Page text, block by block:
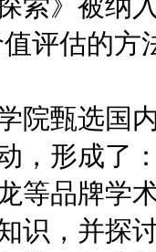
评估的方
甄选国内
，形成了
等品牌学
识，并探